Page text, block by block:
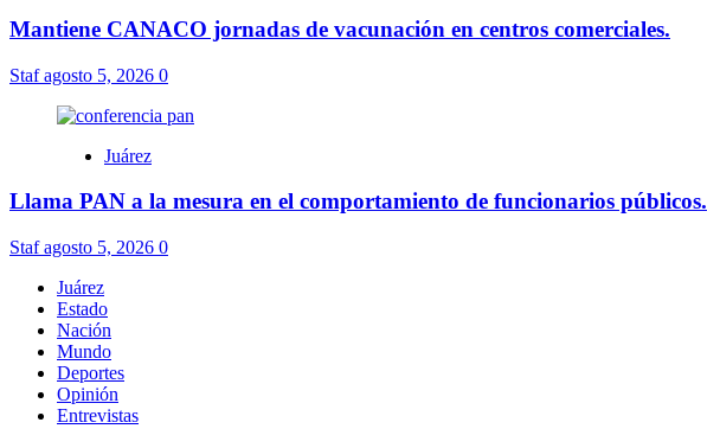
Mantiene CANACO jornadas de vacunación en centros comerciales.
Stafagosto 5, 2026 0
Juárez
Llama PAN a la mesura en el comportamiento de funcionarios públicos.
Stafagosto 5, 2026 0
Juárez
Estado
Nación
Mundo
Deportes
Opinión
Entrevistas